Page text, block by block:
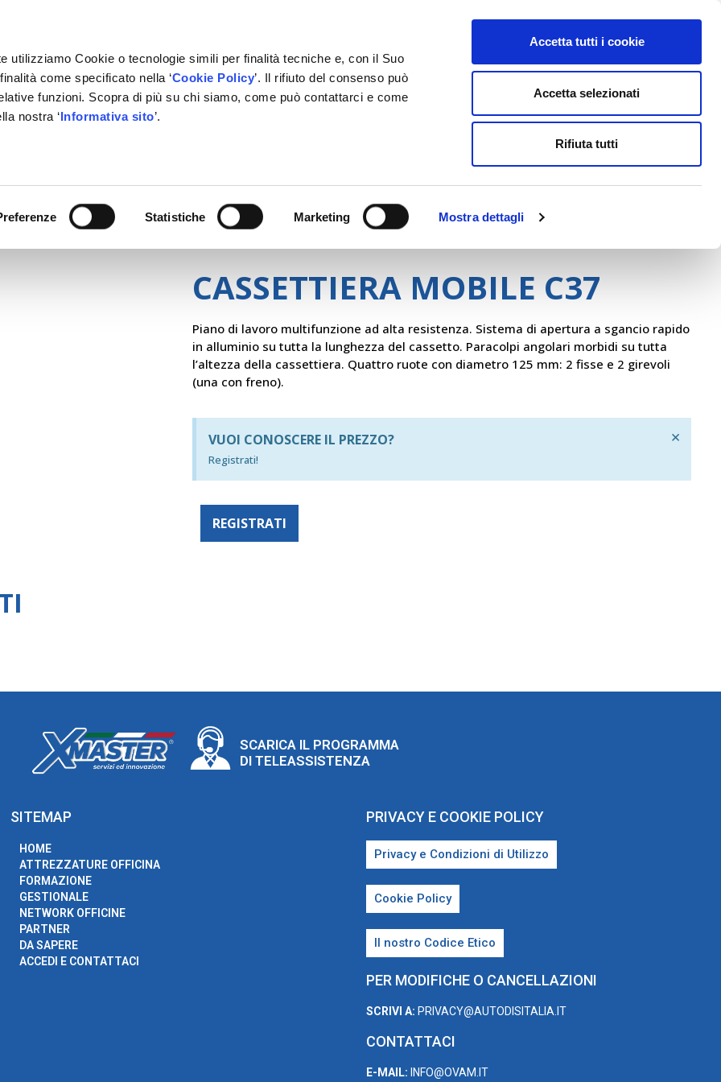
utilizziamo Cookie o tecnologie simili per finalità tecniche e, con il Suo
come specificato nella ‘Cookie Policy’. Il rifiuto del consenso può
funzioni. Scopra di più su chi siamo, come può contattarci e come
nostra ‘Informativa sito’.
Statistiche Marketing Mostra dettagli
Accetta tutti i cookie
Accetta selezionati
Rifiuta tutti
ACCEDI E CONTATTACI
CASSETTIERA MOBILE C37
Piano di lavoro multifunzione ad alta resistenza. Sistema di apertura a sgancio rapido
in alluminio su tutta la lunghezza del cassetto. Paracolpi angolari morbidi su tutta
l’altezza della cassettiera. Quattro ruote con diametro 125 mm: 2 fisse e 2 girevoli
(una con freno).
VUOI CONOSCERE IL PREZZO?
Registrati!
×
REGISTRATI
SCARICA IL PROGRAMMA
DI TELEASSISTENZA
SITEMAP
HOME
ATTREZZATURE OFFICINA
FORMAZIONE
GESTIONALE
NETWORK OFFICINE
PARTNER
DA SAPERE
ACCEDI E CONTATTACI
PRIVACY E COOKIE POLICY
Privacy e Condizioni di Utilizzo
Cookie Policy
Il nostro Codice Etico
PER MODIFICHE O CANCELLAZIONI
SCRIVI A: PRIVACY@AUTODISITALIA.IT
CONTATTACI
E-MAIL: INFO@OVAM.IT